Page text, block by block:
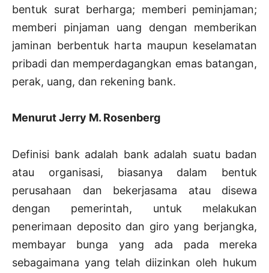
bentuk surat berharga; memberi peminjaman;
memberi pinjaman uang dengan memberikan
jaminan berbentuk harta maupun keselamatan
pribadi dan memperdagangkan emas batangan,
perak, uang, dan rekening bank.
Menurut Jerry M. Rosenberg
Definisi bank adalah bank adalah suatu badan
atau organisasi, biasanya dalam bentuk
perusahaan dan bekerjasama atau disewa
dengan pemerintah, untuk melakukan
penerimaan deposito dan giro yang berjangka,
membayar bunga yang ada pada mereka
sebagaimana yang telah diizinkan oleh hukum